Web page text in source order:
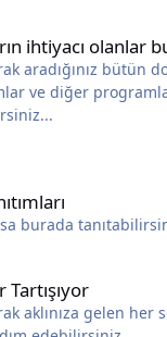
ihtiyacı olanlar
aradığınız bütün
ve diğer
burada
aklınıza gelen her